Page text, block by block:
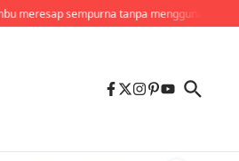
tanpa menggunakan banyak alat